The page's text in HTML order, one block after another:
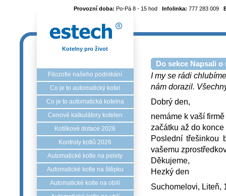
Provozní doba: Po-Pá 8 - 15 hod Infolinka: 777 283 009
Kotelny pro život
Filozofie našeho podnikání
Co je to automatický kotel
Co je to automatická kotelna
Cenové kalkulátory kotelen
Kotlíkové dotace 2026
Kontroly kotlů 2026
Automatické kotle na pelety
Automatické kotle na štěpku
Automatické kotle na obilí
Do sekce Napsali
I my se rádi
nám dorazil.
Dobrý den,
nemáme k vaší
začátku až do
Poslední
vašemu
Děkujeme,
Hezký den
Suchomelovi, Liteň,